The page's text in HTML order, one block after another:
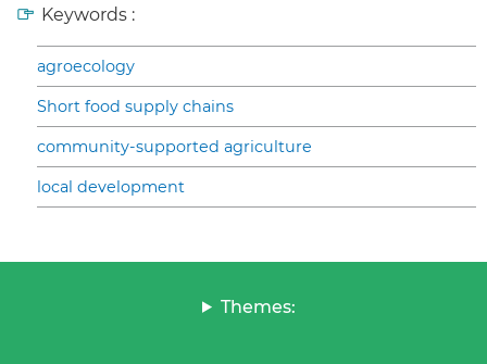
Keywords :
agroecology
Short food supply chains
community-supported agriculture
local development
Themes: